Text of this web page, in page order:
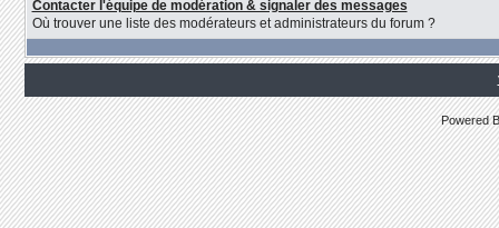
Contacter l'équipe de modération & signaler des messages
Où trouver une liste des modérateurs et administrateurs du forum ?
Powered